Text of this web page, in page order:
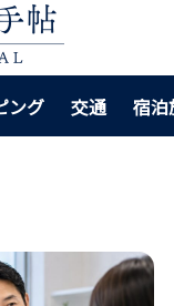
ング 交通 宿泊
眼科7院｜通い
すい！